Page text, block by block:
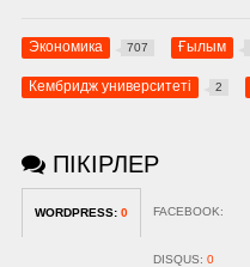
Экономика 707 Ғылым
Кембридж университеті 2
ПІКІРЛЕР
WORDPRESS: 0 FACEBOOK:
DISQUS: 0